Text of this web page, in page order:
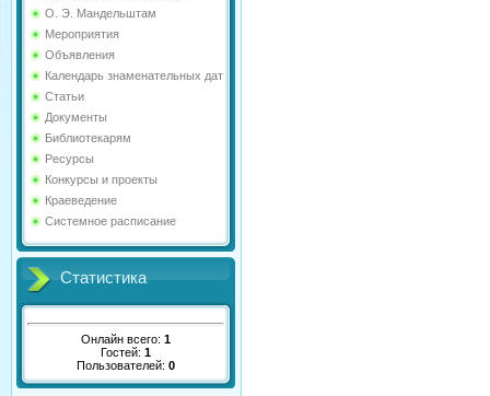
О. Э. Мандельштам
Мероприятия
Объявления
Календарь знаменательных дат
Статьи
Документы
Библиотекарям
Ресурсы
Конкурсы и проекты
Краеведение
Системное расписание
Статистика
Онлайн всего: 1
Гостей: 1
Пользователей: 0